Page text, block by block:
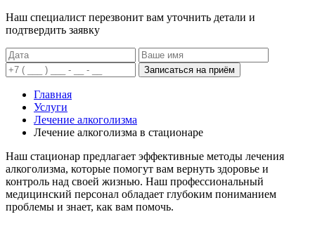
Наш специалист перезвонит вам уточнить детали и
подтвердить заявку
Записаться на приём
Главная
Услуги
Лечение алкоголизма
Лечение алкоголизма в стационаре
Наш стационар предлагает эффективные методы лечения
алкоголизма, которые помогут вам вернуть здоровье и
контроль над своей жизнью. Наш профессиональный
медицинский персонал обладает глубоким пониманием
проблемы и знает, как вам помочь.